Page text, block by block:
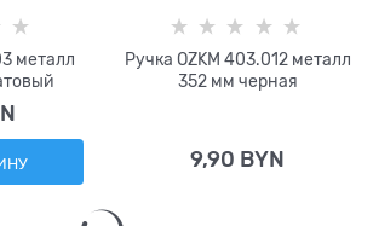
металл
Ручка OZKM 403.012 металл
352 мм черная
9,90 BYN